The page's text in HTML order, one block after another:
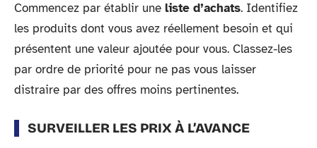
Commencez par établir une liste d’achats. Identifiez
les produits dont vous avez réellement besoin et qui
présentent une valeur ajoutée pour vous. Classez-les
par ordre de priorité pour ne pas vous laisser
distraire par des offres moins pertinentes.
SURVEILLER LES PRIX À L’AVANCE